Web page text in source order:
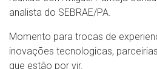
analista do SEBRAE/PA.
Momento para trocas de
inovações tecnologicas,
que estão por vir.